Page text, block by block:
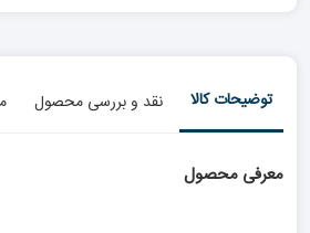
توضیحات کالا نقد و بررسی محصول
معرفی محصول